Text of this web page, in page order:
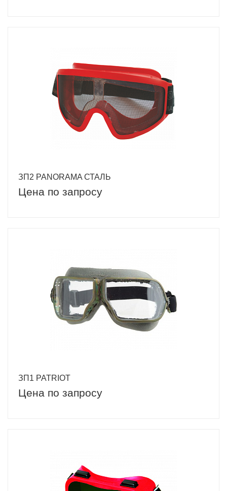
ЗП2 PANORAMA СТАЛЬ
Цена по запросу
ЗП1 PATRIOT
Цена по запросу